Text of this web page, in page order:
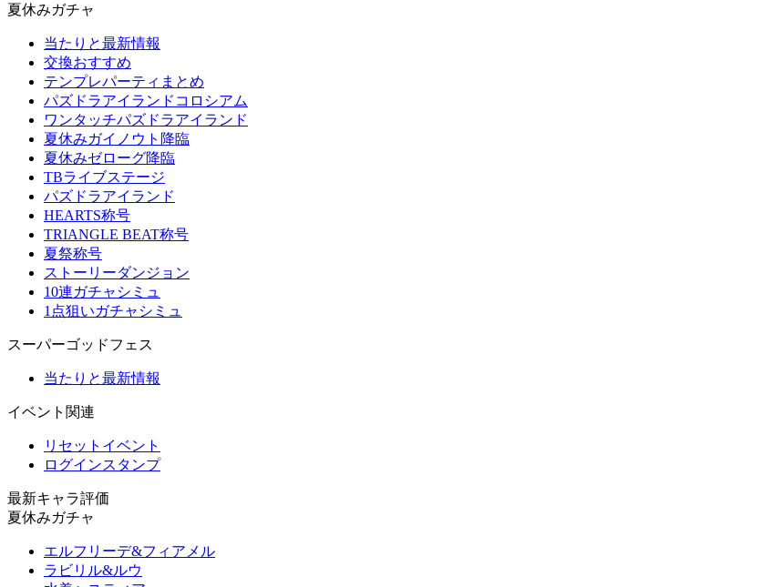
夏休みガチャ
当たりと最新情報
交換おすすめ
テンプレパーティまとめ
パズドラアイランドコロシアム
ワンタッチパズドラアイランド
夏休みガイノウト降臨
夏休みゼローグ降臨
TBライブステージ
パズドラアイランド
HEARTS称号
TRIANGLE BEAT称号
夏祭称号
ストーリーダンジョン
10連ガチャシミュ
1点狙いガチャシミュ
スーパーゴッドフェス
当たりと最新情報
イベント関連
リセットイベント
ログインスタンプ
最新キャラ評価
夏休みガチャ
エルフリーデ&フィアメル
ラビリル&ルウ